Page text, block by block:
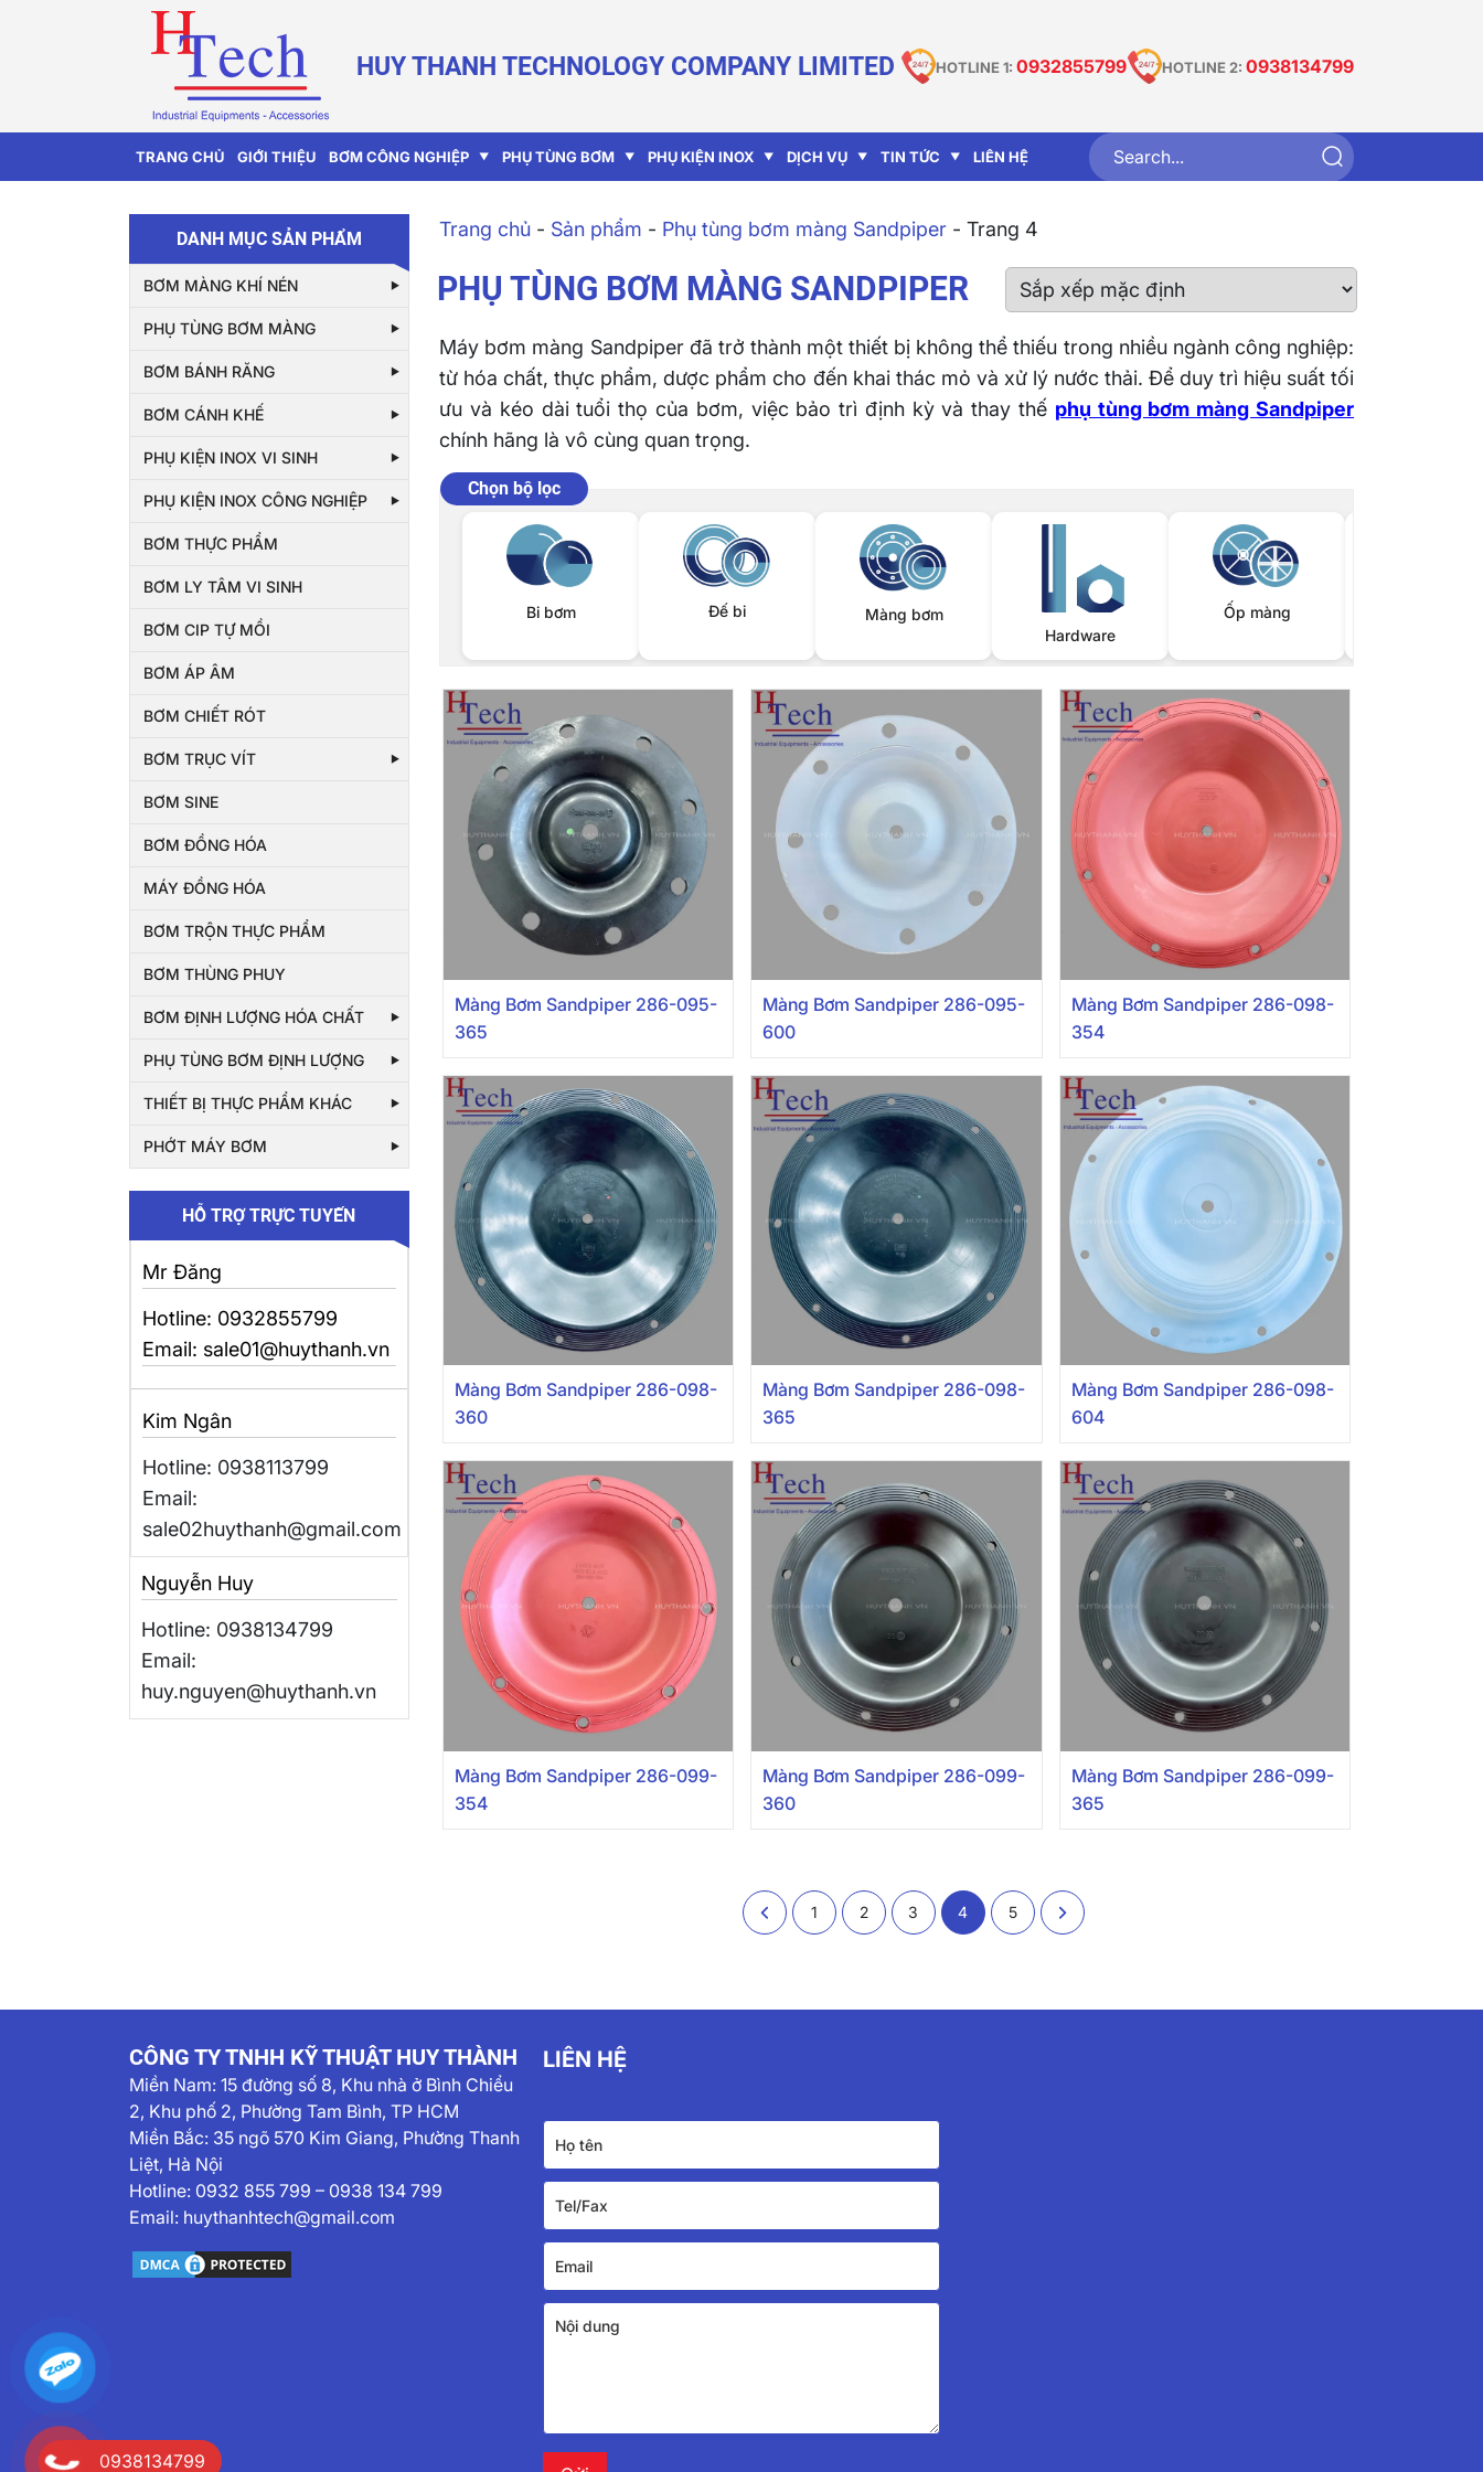
HUY THANH TECHNOLOGY COMPANY LIMITED HOTLINE 1: 0932855799 HOTLINE 2: 0938134799
TRANG CHỦ GIỚI THIỆU BƠM CÔNG NGHIỆP PHỤ TÙNG BƠM PHỤ KIỆN INOX DỊCH VỤ TIN TỨC LIÊN HỆ
DANH MỤC SẢN PHẨM
BƠM MÀNG KHÍ NÉN
PHỤ TÙNG BƠM MÀNG
BƠM BÁNH RĂNG
BƠM CÁNH KHẾ
PHỤ KIỆN INOX VI SINH
PHỤ KIỆN INOX CÔNG NGHIỆP
BƠM THỰC PHẨM
BƠM LY TÂM VI SINH
BƠM CIP TỰ MỒI
BƠM ÁP ÂM
BƠM CHIẾT RÓT
BƠM TRỤC VÍT
BƠM SINE
BƠM ĐỒNG HÓA
MÁY ĐỒNG HÓA
BƠM TRỘN THỰC PHẨM
BƠM THÙNG PHUY
BƠM ĐỊNH LƯỢNG HÓA CHẤT
PHỤ TÙNG BƠM ĐỊNH LƯỢNG
THIẾT BỊ THỰC PHẨM KHÁC
PHỚT MÁY BƠM
HỖ TRỢ TRỰC TUYẾN
Mr Đăng
Hotline: 0932855799
Email: sale01@huythanh.vn
Kim Ngân
Hotline: 0938113799
Email:
sale02huythanh@gmail.com
Nguyễn Huy
Hotline: 0938134799
Email:
huy.nguyen@huythanh.vn
Trang chủ - Sản phẩm - Phụ tùng bơm màng Sandpiper -Trang 4
PHỤ TÙNG BƠM MÀNG SANDPIPER
Máy bơm màng Sandpiper đã trở thành một thiết bị không thể thiếu trong nhiều ngành công nghiệp:
từ hóa chất, thực phẩm, dược phẩm cho đến khai thác mỏ và xử lý nước thải. Để duy trì hiệu suất tối
ưu và kéo dài tuổi thọ của bơm, việc bảo trì định kỳ và thay thế phụ tùng bơm màng Sandpiper
chính hãng là vô cùng quan trọng.
Chọn bộ lọc
Bi bơm Đế bi
Màng bơm
Hardware
Ốp màng
Màng Bơm Sandpiper 286-095-
365
Màng Bơm Sandpiper 286-095-
600
Màng Bơm Sandpiper 286-098-
354
Màng Bơm Sandpiper 286-098-
360
Màng Bơm Sandpiper 286-098-
365
Màng Bơm Sandpiper 286-098-
604
Màng Bơm Sandpiper 286-099-
354
Màng Bơm Sandpiper 286-099-
360
Màng Bơm Sandpiper 286-099-
365
1 2 3 4 5
0938134799
CÔNG TY TNHH KỸ THUẬT HUY THÀNH
Miền Nam: 15 đường số 8, Khu nhà ở Bình Chiểu
2, Khu phố 2, Phường Tam Bình, TP HCM
Miền Bắc: 35 ngõ 570 Kim Giang, Phường Thanh
Liệt, Hà Nội
Hotline: 0932 855 799 – 0938 134 799
Email: huythanhtech@gmail.com
LIÊN HỆ